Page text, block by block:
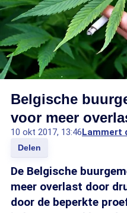
Belgische
voor meer
10 okt 2017, 13:46Lammert
Delen
De Belgische
meer overlast door
door de beperkte